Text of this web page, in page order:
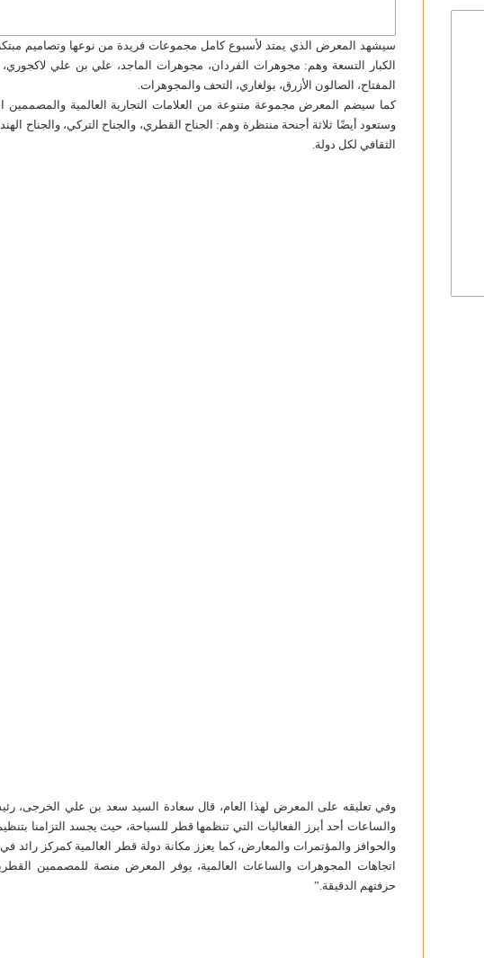
سيشهد المعرض الذي يمتد لأسبوع كامل مجموعات فريدة من نوعها وتصاميم
الكبار التسعة وهم: مجوهرات الفردان، مجوهرات الماجد، علي بن علي
المفتاح، الصالون الأزرق، بولغاري، التحف والمجوهرات.
كما سيضم المعرض مجموعة متنوعة من العلامات التجارية العالمية والمصممين
وستعود أيضًا ثلاثة أجنحة منتظرة وهم: الجناح القطري، والجناح التركي، والجناح
الثقافي لكل دولة.
وفي تعليقه على المعرض لهذا العام، قال سعادة السيد سعد بن علي الخرجى،
والساعات أحد أبرز الفعاليات التي تنظمها قطر للسياحة، حيث يجسد التزامنا
والحوافز والمؤتمرات والمعارض، كما يعزز مكانة دولة قطر العالمية كمركز رائد
اتجاهات المجوهرات والساعات العالمية، يوفر المعرض منصة للمصممين
حرفتهم الدقيقة.”